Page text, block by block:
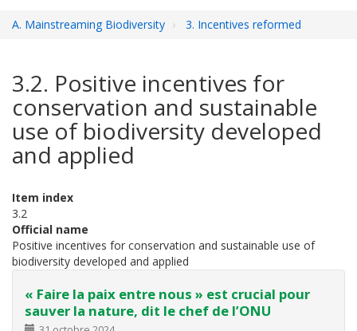
A. Mainstreaming Biodiversity 3. Incentives reformed
3.2. Positive incentives for
conservation and sustainable
use of biodiversity developed
and applied
Item index
3.2
Official name
Positive incentives for conservation and sustainable use of
biodiversity developed and applied
« Faire la paix entre nous » est crucial pour
sauver la nature, dit le chef de l’ONU